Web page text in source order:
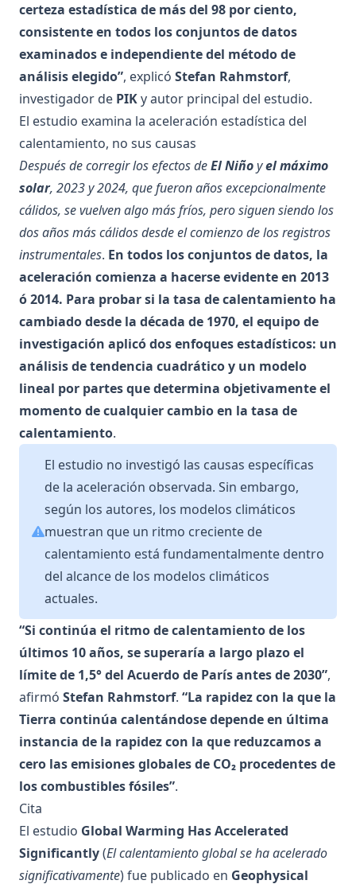
certeza estadística de más del 98 por ciento,
consistente en todos los conjuntos de datos
examinados e independiente del método de
análisis elegido”, explicó Stefan Rahmstorf,
investigador de PIKy autor principal del estudio.
El estudio examina la aceleración estadística del
calentamiento, no sus causas
Después de corregir los efectos deEl Niñoyel máximo
solar, 2023 y 2024, que fueron años excepcionalmente
cálidos, se vuelven algo más fríos, pero siguen siendo los
dos años más cálidos desde el comienzo de los registros
instrumentales. En todos los conjuntos de datos, la
aceleración comienza a hacerse evidente en 2013
ó 2014. Para probar si la tasa de calentamiento ha
cambiado desde la década de 1970, el equipo de
investigación aplicó dos enfoques estadísticos: un
análisis de tendencia cuadrático y un modelo
lineal por partes que determina objetivamente el
momento de cualquier cambio en la tasa de
calentamiento.
El estudio no investigó las causas específicas
de la aceleración observada. Sin embargo,
según los autores, los modelos climáticos
muestran que un ritmo creciente de
calentamiento está fundamentalmente dentro
del alcance de los modelos climáticos
actuales.
“Si continúa el ritmo de calentamiento de los
últimos 10 años, se superaría a largo plazo el
límite de 1,5° del Acuerdo de París antes de 2030”,
afirmó Stefan Rahmstorf. “La rapidez con la que la
Tierra continúa calentándose depende en última
instancia de la rapidez con la que reduzcamos a
cero las emisiones globales de CO₂ procedentes de
los combustibles fósiles”.
Cita
El estudio Global Warming Has Accelerated
Significantly(El calentamiento global se ha acelerado
significativamente) fue publicado en Geophysical